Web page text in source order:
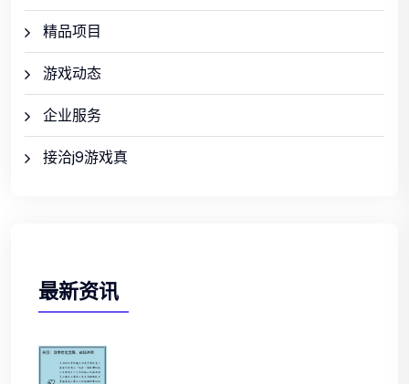
精品项目
游戏动态
企业服务
接洽j9游戏真
最新资讯